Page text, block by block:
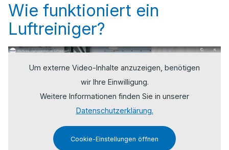
Wie funktioniert ein
Luftreiniger?
Um externe Video-Inhalte anzuzeigen, benötigen
wir Ihre Einwilligung.
Weitere Informationen finden Sie in unserer
Datenschutzerklärung.
Cookie-Einstellungen öffnen